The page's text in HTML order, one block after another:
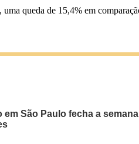
queda de 15,4% em
em São Paulo fecha a